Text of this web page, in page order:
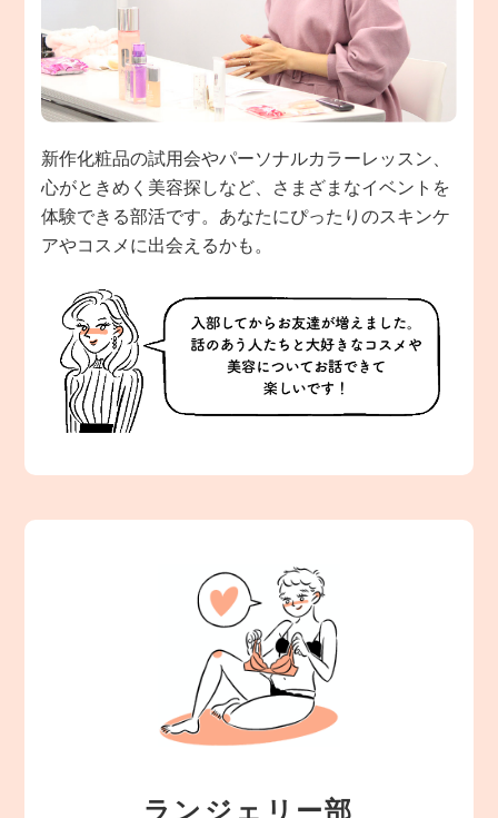
新作化粧品の試用会やパーソナルカラーレッスン、
心がときめく美容探しなど、さまざまなイベントを
体験できる部活です。あなたにぴったりのスキンケ
アやコスメに出会えるかも。
ランジェリー部